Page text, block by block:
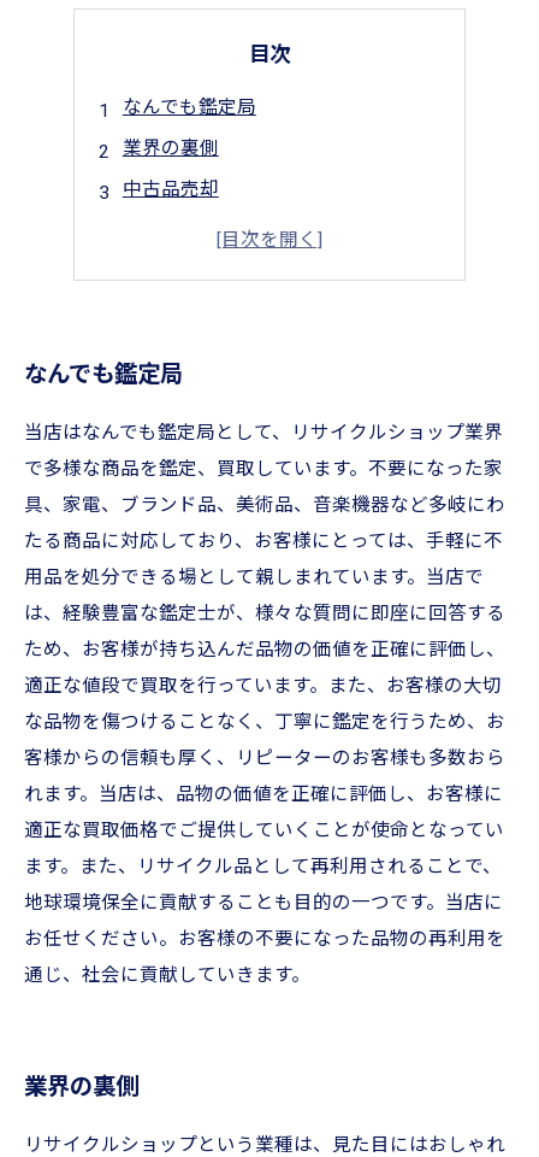
目次
なんでも鑑定局
業界の裏側
中古品売却
リサイクルショップ事情
なんでも鑑定局
当店はなんでも鑑定局として、リサイクルショップ業界
で多様な商品を鑑定、買取しています。不要になった家
具、家電、ブランド品、美術品、音楽機器など多岐にわ
たる商品に対応しており、お客様にとっては、手軽に不
用品を処分できる場として親しまれています。当店で
は、経験豊富な鑑定士が、様々な質問に即座に回答する
ため、お客様が持ち込んだ品物の価値を正確に評価し、
適正な値段で買取を行っています。また、お客様の大切
な品物を傷つけることなく、丁寧に鑑定を行うため、お
客様からの信頼も厚く、リピーターのお客様も多数おら
れます。当店は、品物の価値を正確に評価し、お客様に
適正な買取価格でご提供していくことが使命となってい
ます。また、リサイクル品として再利用されることで、
地球環境保全に貢献することも目的の一つです。当店に
お任せください。お客様の不要になった品物の再利用を
通じ、社会に貢献していきます。
業界の裏側
リサイクルショップという業種は、見た目にはおしゃれ